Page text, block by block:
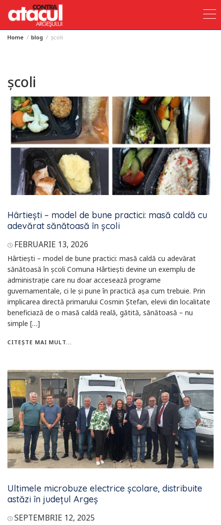
SkipHome blog școli
școli
Hârtiești – model de bune practici: masă caldă cu
adevărat sănătoasă în școli
FEBRUARIE 13, 2026
Hârtiești – model de bune practici: masă caldă cu adevărat
sănătoasă în școli Comuna Hârtiești devine un exemplu de
administrație care nu doar accesează programe
guvernamentale, ci le și pune în practică așa cum trebuie. Prin
implicarea directă primarului Cosmin Ștefan, elevii din localitate
beneficiază de o masă caldă reală, gătită, sănătoasă – nu
simple […]
CITEȘTE MAI MULT...
Ultimele microbuze electrice școlare, distribuite
astăzi în județul Argeș
SEPTEMBRIE 12, 2025